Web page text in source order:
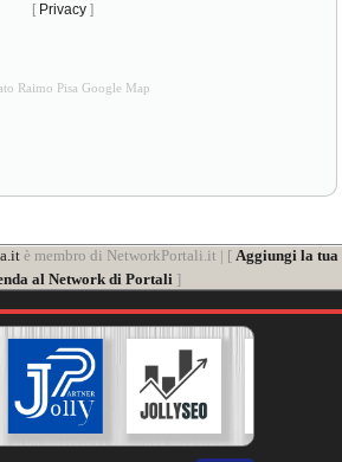
[ Privacy ]
Raimo Pisa Google Map
è membro di NetworkPortali.it | [ Aggiungi la tua
al Network di Portali]